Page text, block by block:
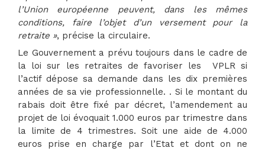
l’Union européenne peuvent, dans les mêmes
conditions, faire l’objet d’un versement pour la
retraite », précise la circulaire.
Le Gouvernement a prévu toujours dans le cadre de
la loi sur les retraites de favoriser les VPLR si
l’actif dépose sa demande dans les dix premières
années de sa vie professionnelle. . Si le montant du
rabais doit être fixé par décret, l’amendement au
projet de loi évoquait 1.000 euros par trimestre dans
la limite de 4 trimestres. Soit une aide de 4.000
euros prise en charge par l’Etat et dont on ne